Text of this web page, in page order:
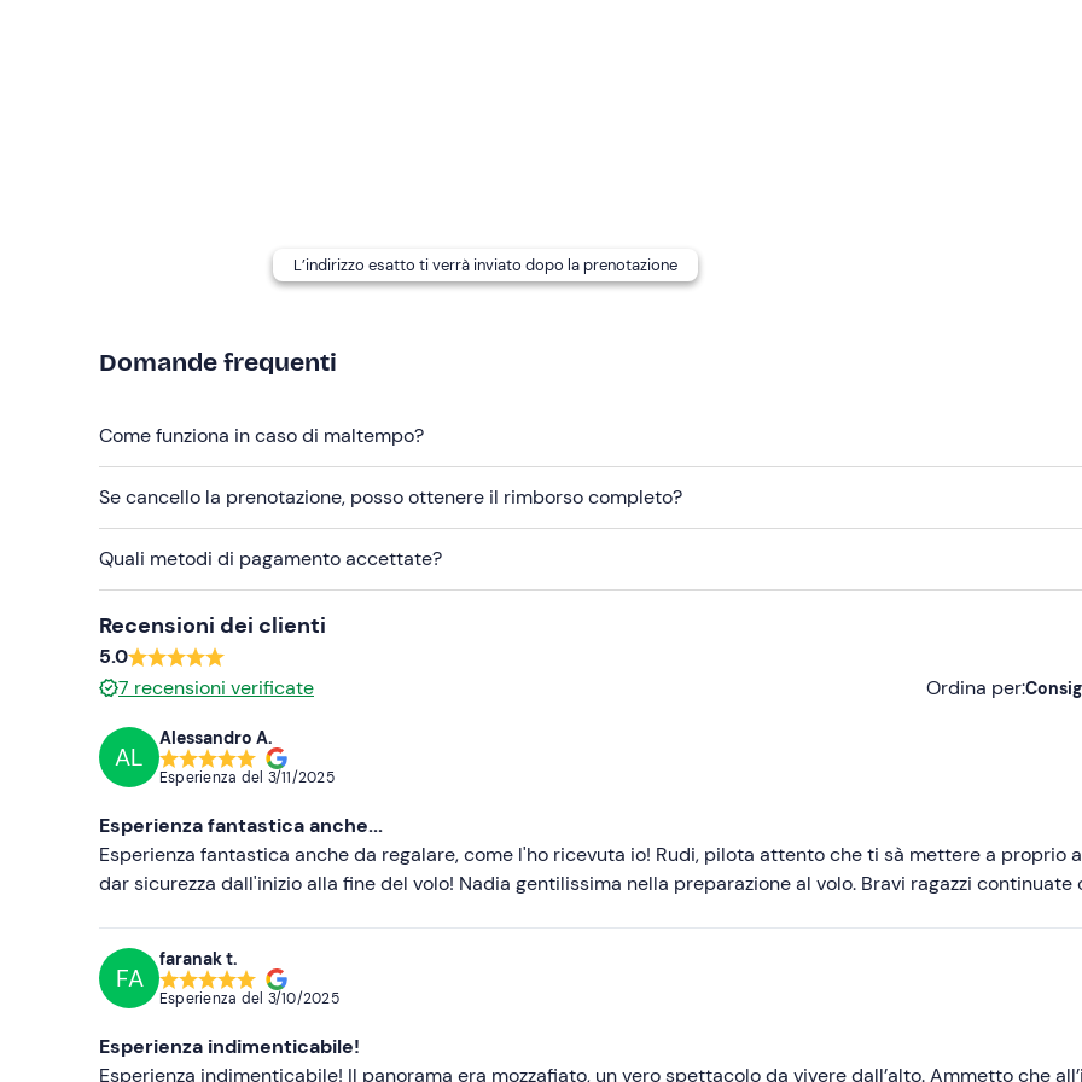
L’indirizzo esatto ti verrà inviato dopo la prenotazione
Domande frequenti
Come funziona in caso di maltempo?
Se cancello la prenotazione, posso ottenere il rimborso completo?
Quali metodi di pagamento accettate?
Recensioni dei clienti
5.0
7 recensioni verificate Ordina per:
Meno recenti
AL
Alessandro A.
Esperienza del 3/11/2025
Esperienza fantastica anche...
Esperienza fantastica anche da regalare, come l'ho ricevuta io! Rudi, pilota attento che ti sà mettere a proprio
dar sicurezza dall'inizio alla fine del volo! Nadia gentilissima nella preparazione al volo. Bravi ragazzi continuate
FA
faranak t.
Esperienza del 3/10/2025
Esperienza indimenticabile!
Esperienza indimenticabile! Il panorama era mozzafiato, un vero spettacolo da vivere dall’alto. Ammetto che